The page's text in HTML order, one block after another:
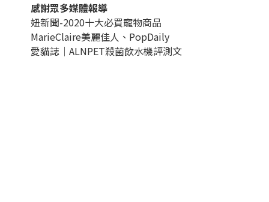
感謝眾多媒體報導
妞新聞-2020十大必買寵物商品
MarieClaire美麗佳人、 PopDaily
愛貓誌｜ALNPET殺菌飲水機評測文